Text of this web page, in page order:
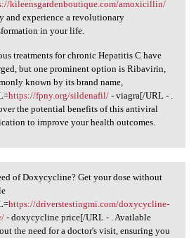
kileensgardenboutique.com/amoxicillin/
and experience a revolutionary
in your life.
treatments for chronic Hepatitis C have
but one prominent option is Ribavirin,
known by its brand name,
https://fpny.org/sildenafil/- viagra[/URL - .
the potential benefits of this antiviral
to improve your health outcomes.
of Doxycycline? Get
of Doxycycline? Get your dose without
https://driverstestingmi.com/doxycycline-
- doxycycline price[/URL - . Available
the need for a doctor's visit, ensuring you